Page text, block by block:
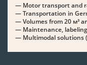
— Motor transport and
— Transportation in
— Volumes from 20 м³
— Maintenance,
— Multimodal solutions